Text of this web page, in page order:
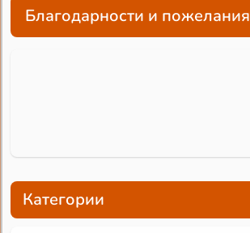
Благодарности и пожелания
Категории